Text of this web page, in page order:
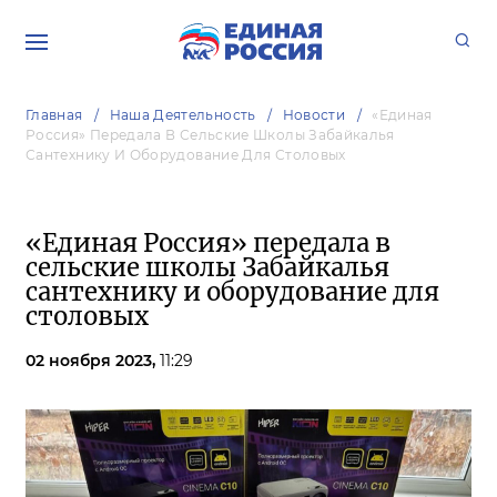
Главная Наша Деятельность Новости
«Единая
Россия» Передала В Сельские Школы Забайкалья
Сантехнику И Оборудование Для Столовых
«Единая Россия» передала в
сельские школы Забайкалья
сантехнику и оборудование для
столовых
02 ноября 2023, 11:29